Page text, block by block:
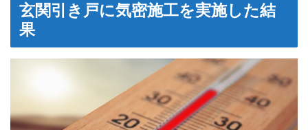
玄関引き戸に気密施工を実施した結
果